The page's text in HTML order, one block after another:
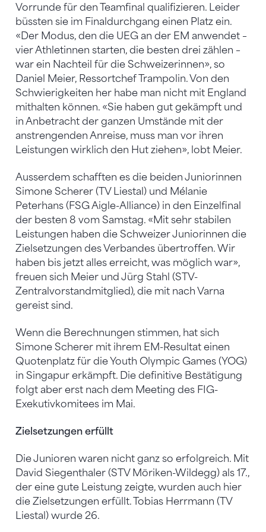
Vorrunde für den Teamfinal qualifizieren. Leider
büssten sie im Finaldurchgang einen Platz ein.
«Der Modus, den die UEG an der EM anwendet –
vier Athletinnen starten, die besten drei zählen –
war ein Nachteil für die Schweizerinnen», so
Daniel Meier, Ressortchef Trampolin. Von den
Schwierigkeiten her habe man nicht mit England
mithalten können. «Sie haben gut gekämpft und
in Anbetracht der ganzen Umstände mit der
anstrengenden Anreise, muss man vor ihren
Leistungen wirklich den Hut ziehen», lobt Meier.
Ausserdem schafften es die beiden Juniorinnen
Simone Scherer (TV Liestal) und Mélanie
Peterhans (FSG Aigle-Alliance) in den Einzelfinal
der besten 8 vom Samstag. «Mit sehr stabilen
Leistungen haben die Schweizer Juniorinnen die
Zielsetzungen des Verbandes übertroffen. Wir
haben bis jetzt alles erreicht, was möglich war»,
freuen sich Meier und Jürg Stahl (STV-
Zentralvorstandmitglied), die mit nach Varna
gereist sind.
Wenn die Berechnungen stimmen, hat sich
Simone Scherer mit ihrem EM-Resultat einen
Quotenplatz für die Youth Olympic Games (YOG)
in Singapur erkämpft. Die definitive Bestätigung
folgt aber erst nach dem Meeting des FIG-
Exekutivkomitees im Mai.
Zielsetzungen erfüllt
Die Junioren waren nicht ganz so erfolgreich. Mit
David Siegenthaler (STV Möriken-Wildegg) als 17.,
der eine gute Leistung zeigte, wurden auch hier
die Zielsetzungen erfüllt. Tobias Herrmann (TV
Liestal) wurde 26.